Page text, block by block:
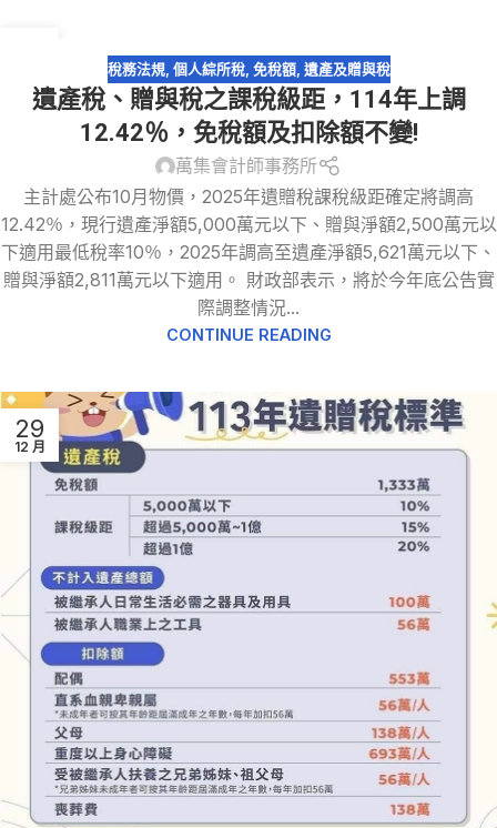
稅務法規, 個人綜所稅, 免稅額, 遺產及贈與稅
遺產稅、贈與稅之課稅級距，114年上調
12.42％，免稅額及扣除額不變!
萬集會計師事務所
主計處公布10月物價，2025年遺贈稅課稅級距確定將調高
12.42％，現行遺產淨額5,000萬元以下、贈與淨額2,500萬元以
下適用最低稅率10％，2025年調高至遺產淨額5,621萬元以下、
贈與淨額2,811萬元以下適用。 財政部表示，將於今年底公告實
際調整情況...
CONTINUE READING
29
12 月